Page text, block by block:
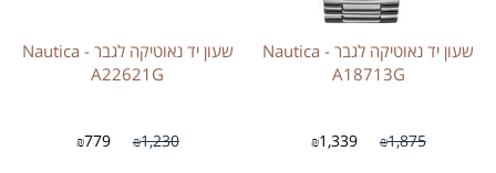
שעון יד נאוטיקה לגבר - Nautica
A18713G
₪1,875
₪1,339
שעון יד נאוטיקה לגבר - Nautica
A22621G
₪1,230
₪779